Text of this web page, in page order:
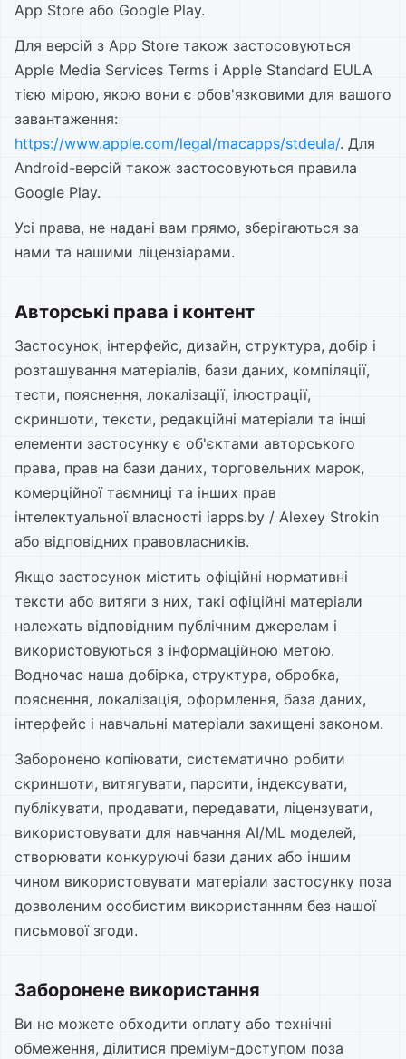
App Store або Google Play.
Для версій з App Store також застосовуються
Apple Media Services Terms і Apple Standard EULA
тією мірою, якою вони є обов'язковими для вашого
завантаження:
https://www.apple.com/legal/macapps/stdeula/. Для
Android-версій також застосовуються правила
Google Play.
Усі права, не надані вам прямо, зберігаються за
нами та нашими ліцензіарами.
Авторські права і контент
Застосунок, інтерфейс, дизайн, структура, добір і
розташування матеріалів, бази даних, компіляції,
тести, пояснення, локалізації, ілюстрації,
скриншоти, тексти, редакційні матеріали та інші
елементи застосунку є об'єктами авторського
права, прав на бази даних, торговельних марок,
комерційної таємниці та інших прав
інтелектуальної власності iapps.by / Alexey Strokin
або відповідних правовласників.
Якщо застосунок містить офіційні нормативні
тексти або витяги з них, такі офіційні матеріали
належать відповідним публічним джерелам і
використовуються з інформаційною метою.
Водночас наша добірка, структура, обробка,
пояснення, локалізація, оформлення, база даних,
інтерфейс і навчальні матеріали захищені законом.
Заборонено копіювати, систематично робити
скриншоти, витягувати, парсити, індексувати,
публікувати, продавати, передавати, ліцензувати,
використовувати для навчання AI/ML моделей,
створювати конкуруючі бази даних або іншим
чином використовувати матеріали застосунку поза
дозволеним особистим використанням без нашої
письмової згоди.
Заборонене використання
Ви не можете обходити оплату або технічні
обмеження, ділитися преміум-доступом поза